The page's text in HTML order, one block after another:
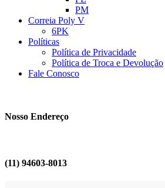
PM
Correia Poly V
6PK
Políticas
Política de Privacidade
Política de Troca e Devolução
Fale Conosco
Nosso Endereço
(11) 94603-8013